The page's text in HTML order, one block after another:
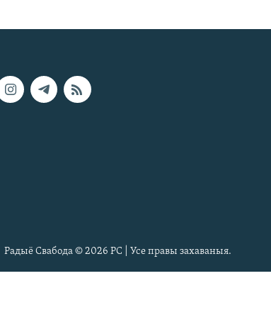
Радыё Свабода © 2026 РС | Усе правы захаваныя.